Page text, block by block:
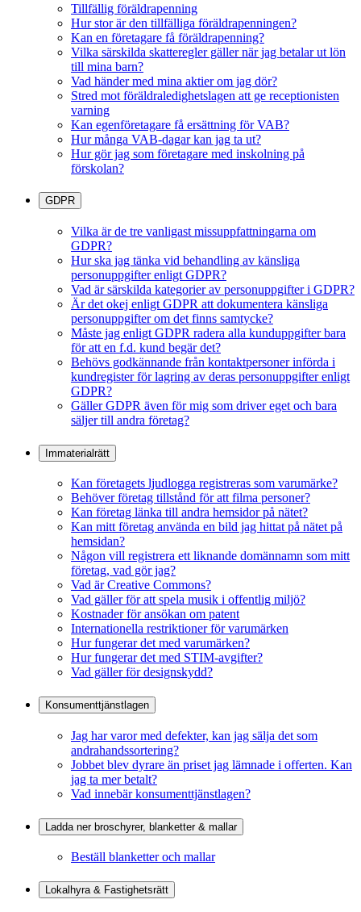
Tillfällig föräldrapenning
Hur stor är den tillfälliga föräldrapenningen?
Kan en företagare få föräldrapenning?
Vilka särskilda skatteregler gäller när jag betalar ut lön
till mina barn?
Vad händer med mina aktier om jag dör?
Stred mot föräldraledighetslagen att ge receptionisten
varning
Kan egenföretagare få ersättning för VAB?
Hur många VAB-dagar kan jag ta ut?
Hur gör jag som företagare med inskolning på
förskolan?
GDPR
Vilka är de tre vanligast missuppfattningarna om
GDPR?
Hur ska jag tänka vid behandling av känsliga
personuppgifter enligt GDPR?
Vad är särskilda kategorier av personuppgifter i GDPR?
Är det okej enligt GDPR att dokumentera känsliga
personuppgifter om det finns samtycke?
Måste jag enligt GDPR radera alla kunduppgifter bara
för att en f.d. kund begär det?
Behövs godkännande från kontaktpersoner införda i
kundregister för lagring av deras personuppgifter enligt
GDPR?
Gäller GDPR även för mig som driver eget och bara
säljer till andra företag?
Immaterialrätt
Kan företagets ljudlogga registreras som varumärke?
Behöver företag tillstånd för att filma personer?
Kan företag länka till andra hemsidor på nätet?
Kan mitt företag använda en bild jag hittat på nätet på
hemsidan?
Någon vill registrera ett liknande domännamn som mitt
företag, vad gör jag?
Vad är Creative Commons?
Vad gäller för att spela musik i offentlig miljö?
Kostnader för ansökan om patent
Internationella restriktioner för varumärken
Hur fungerar det med varumärken?
Hur fungerar det med STIM-avgifter?
Vad gäller för designskydd?
Konsumenttjänstlagen
Jag har varor med defekter, kan jag sälja det som
andrahandssortering?
Jobbet blev dyrare än priset jag lämnade i offerten. Kan
jag ta mer betalt?
Vad innebär konsumenttjänstlagen?
Ladda ner broschyrer, blanketter & mallar
Beställ blanketter och mallar
Lokalhyra & Fastighetsrätt